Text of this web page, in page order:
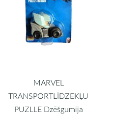
MARVEL
TRANSPORTLĪDZEKĻU
PUZLLE Dzēšgumija